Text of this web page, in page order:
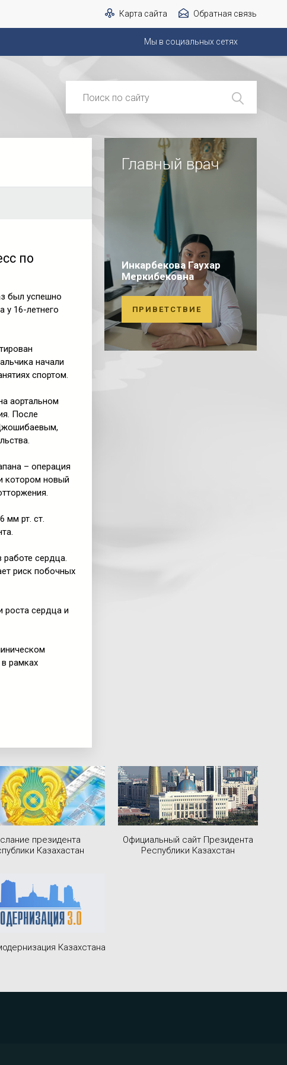
Карта сайта Обратная связь
Мы в социальных сетях
по
был успешно
у 16-летнего
начали
спортом.
аортальном
После
– операция
котором новый
мм рт. ст.
работе сердца.
риск побочных
роста сердца и
рамках
Главный врач
Инкарбекова Гаухар
Меркибековна
ПРИВЕТСТВИЕ
президента
Казахастан
Официальный сайт Президента
Республики Казахстан
Казахстана